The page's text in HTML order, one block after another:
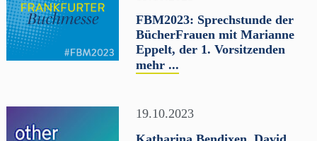
FBM2023: Sprechstunde der
BücherFrauen mit Marianne
Eppelt, der 1. Vorsitzenden
mehr ...
19.10.2023